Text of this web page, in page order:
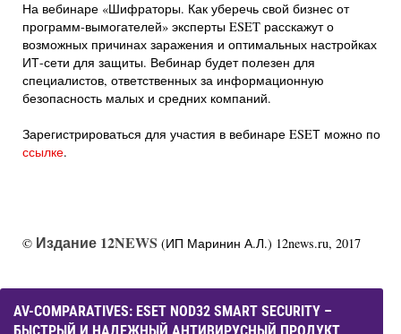
На вебинаре «Шифраторы. Как уберечь свой бизнес от
программ-вымогателей» эксперты ESET расскажут о
возможных причинах заражения и оптимальных настройках
ИТ-сети для защиты. Вебинар будет полезен для
специалистов, ответственных за информационную
безопасность малых и средних компаний.
Зарегистрироваться для участия в вебинаре ESEТ можно по
ссылке.
© Издание 12NEWS (ИП Маринин А.Л.) 12news.ru, 2017
AV-COMPARATIVES: ESET NOD32 SMART SECURITY –